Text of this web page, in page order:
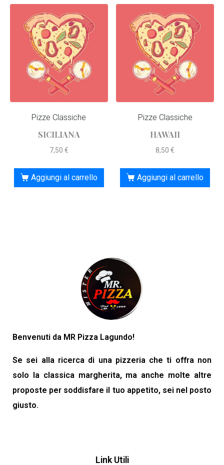
Pizze Classiche
SICILIANA
7,50 €
Aggiungi al carrello
Pizze Classiche
HAWAII
8,50€
Aggiungi al carrello
Benvenuti da MR Pizza Lagundo!
Se sei alla ricerca di una pizzeria che ti offra non
solo la classica margherita, ma anche molte altre
proposte per soddisfare il tuo appetito, sei nel posto
giusto.
Link Utili